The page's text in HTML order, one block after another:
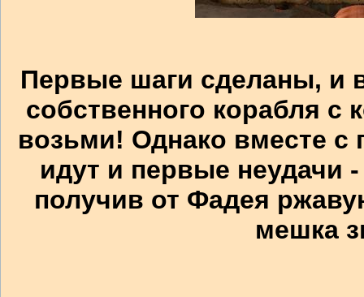
Первые шаги сделаны, и
собственного корабля с
возьми! Однако вместе с
идут и первые неудачи
получив от Фадея
мешка